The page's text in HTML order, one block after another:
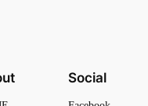
Social